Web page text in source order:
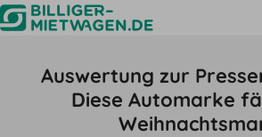
Auswertung zur
Diese Automarke